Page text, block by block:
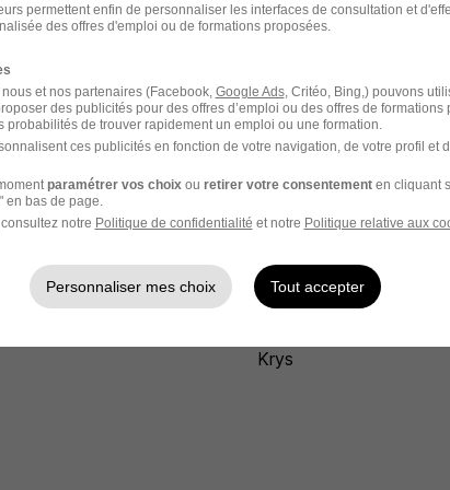
Krys Castres
Krys Directeur de magasin
Krys
permettent enfin de personnaliser les interfaces de consultation et
des offres d'emploi ou de formations proposées.
nous et nos partenaires (Facebook, Google Ads, Critéo, Bing,) pouvons
des publicités pour des offres d’emploi ou des offres de formations
probabilités de trouver rapidement un emploi ou une formation.
ces publicités en fonction de votre navigation, de votre profil et
paramétrer vos choixou retirer votre consentementen cliquant
" en bas de page.
notre Politique de confidentialité et notre Politique relative aux
Personnaliser mes choix Tout accepter